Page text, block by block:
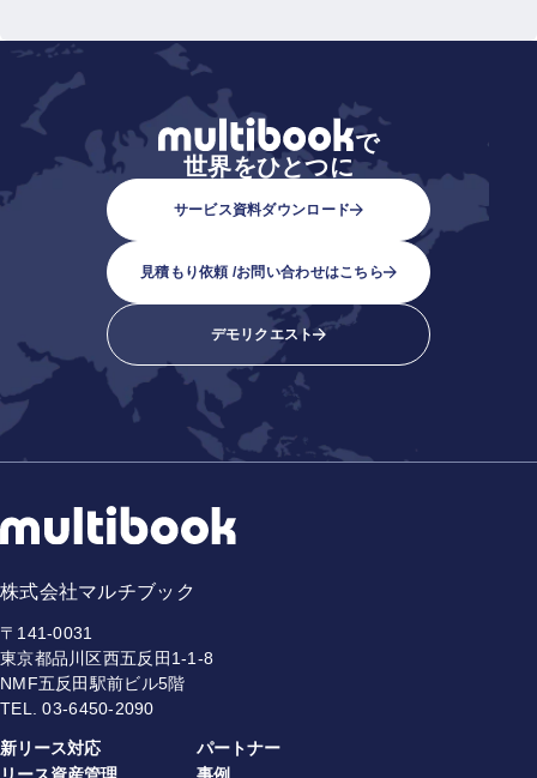
で
世界をひとつに
サービス資料ダウンロード
見積もり依頼 /お問い合わせはこちら
デモリクエスト
株式会社マルチブック
〒141-0031
東京都品川区西五反田1-1-8
NMF五反田駅前ビル5階
TEL.03-6450-2090
新リース対応
パートナー